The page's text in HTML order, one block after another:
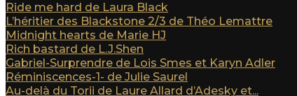
Ride me hard de Laura Black
L’héritier des Blackstone 2/3 de Théo Lemattre
Midnight hearts de Marie HJ
Rich bastard de L.J.Shen
Gabriel-Surprendre de Lois Smes et Karyn Adler
Réminiscences-1- de Julie Saurel
Au-delà du Torii de Laure Allard d’Adesky et...